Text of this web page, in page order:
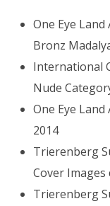
One Eye Land
Bronz
International
Nude
One Eye
2014
Trierenberg
Cover Images
Trierenberg